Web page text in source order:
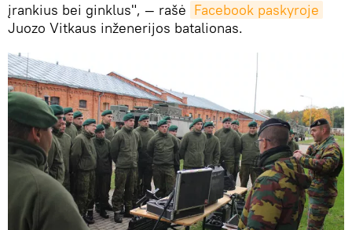
įrankius bei ginklus", — rašė Facebook paskyroje
Juozo Vitkaus inženerijos batalionas.